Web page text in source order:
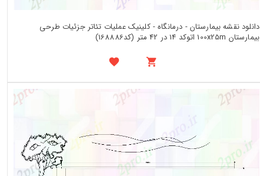
دانلود نقشه بیمارستان - درمانگاه - کلینیک عملیات تئاتر جزئیات طرحی
بیمارستان 100x25m اتوکد 14 در 42 متر (کد168886)